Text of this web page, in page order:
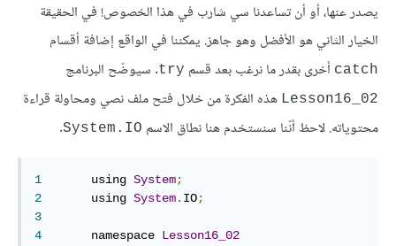
يصدر عنها، أو أن تساعدنا سي شارب في هذا الخصوص! في الحقيقة
الخيار الثاني هو الأفضل وهو جاهز. يمكننا في الواقع إضافة أقسام
catch أخرى بقدر ما نرغب بعد قسم try. سيوضّح البرنامج
Lesson16_02 هذه الفكرة من خلال فتح ملف نصي ومحاولة قراءة
محتوياته. لاحظ أنّنا سنستخدم هنا نطاق الاسم System.IO
.
1
	using
System;
2
	using
System. IO;
3
4
	namespace
Lesson16_02